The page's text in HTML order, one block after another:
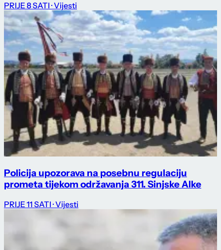
PRIJE 8 SATI · Vijesti
Policija upozorava na posebnu regulaciju
prometa tijekom održavanja 311. Sinjske Alke
PRIJE 11 SATI · Vijesti